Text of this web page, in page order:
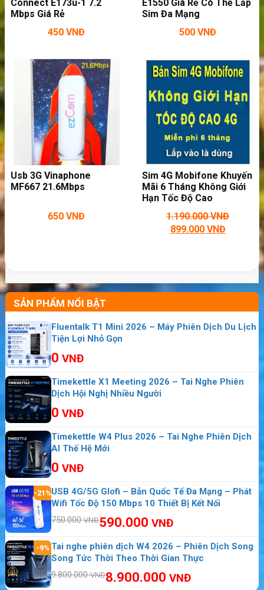
giới hạn dung lượng
Tổng Hợp Thiết Bị Phát Wifi Từ SIM 3G Gọn Nhẹ
Sim 4G Viettel 3,5Gb x 12 tháng
Hình thức giao hàng khí mua Sim 4G Viettel
khuyễn mãi 3,5GB x 12 tháng
Connect E173u-1 7.2
Mbps Giá Rẻ
450 VNĐ
E1550 Giá Rẻ Có Thể Lắp
Sim Đa Mạng
500 VNĐ
Usb 3G Vinaphone
MF667 21.6Mbps
650 VNĐ
Sim 4G Mobifone Khuyến
Mãi 6 Tháng Không Giới
Hạn Tốc Độ Cao
1.190.000VNĐ
899.000 VNĐ
SẢN PHẨM NỔI BẬT
Fluentalk T1 Mini 2026 – Máy Phiên Dịch Du Lịch
Tiện Lợi Nhỏ Gọn
0 VNĐ
Timekettle X1 Meeting 2026 – Tai Nghe Phiên
Dịch Hội Nghị Nhiều Người
0 VNĐ
Timekettle W4 Plus 2026 – Tai Nghe Phiên Dịch
AI Thế Hệ Mới
0 VNĐ
-21%USB 4G/5G Glofi – Bản Quốc Tế Đa Mạng – Phát
Wifi Tốc Độ 150 Mbps 10 Thiết Bị Kết Nối
750.000VNĐ590.000 VNĐ
-9% Tai nghe phiên dịch W4 2026 – Phiên Dịch Song
Song Tức Thời Theo Thời Gian Thực
9.800.000VNĐ8.900.000 VNĐ